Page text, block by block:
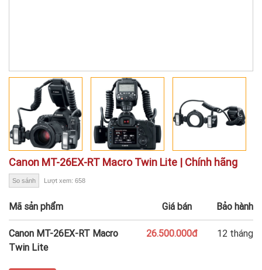
Canon MT-26EX-RT Macro Twin Lite | Chính hãng
So sánh Lượt xem: 658
Mã sản phẩm Giá bán Bảo hành
Canon MT-26EX-RT Macro
Twin Lite
26.500.000đ 12 tháng